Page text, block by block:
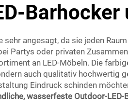
angesagt, da sie jeden
Partys oder privaten
an LED-Möbeln. Die
auch qualitativ hochwertig
Eindruck schinden
wasserfeste Outdoor-